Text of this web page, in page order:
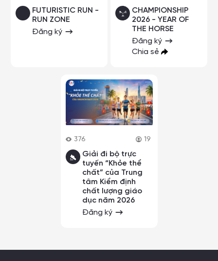
FUTURISTIC RUN -
RUN ZONE
Đăng ký
CHAMPIONSHIP
2026 - YEAR OF
THE HORSE
Đăng ký
Chia sẻ
376 19
Giải đi bộ trực
tuyến “Khỏe thể
chất” của Trung
tâm Kiểm định
chất lượng giáo
dục năm 2026
Đăng ký